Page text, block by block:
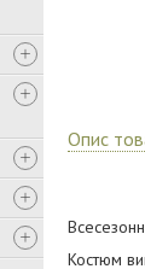
Опис
Костюм